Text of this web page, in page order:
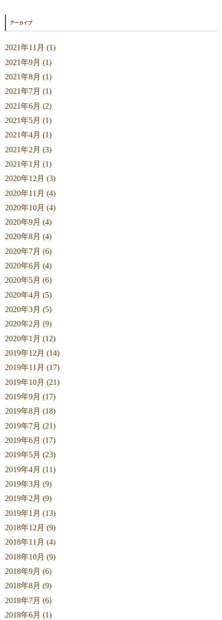
アーカイブ
2021年11月 (1)
2021年9月 (1)
2021年8月 (1)
2021年7月 (1)
2021年6月 (2)
2021年5月 (1)
2021年4月 (1)
2021年2月 (3)
2021年1月 (1)
2020年12月 (3)
2020年11月 (4)
2020年10月 (4)
2020年9月 (4)
2020年8月 (4)
2020年7月 (6)
2020年6月 (4)
2020年5月 (6)
2020年4月 (5)
2020年3月 (5)
2020年2月 (9)
2020年1月 (12)
2019年12月 (14)
2019年11月 (17)
2019年10月 (21)
2019年9月 (17)
2019年8月 (18)
2019年7月 (21)
2019年6月 (17)
2019年5月 (23)
2019年4月 (11)
2019年3月 (9)
2019年2月 (9)
2019年1月 (13)
2018年12月 (9)
2018年11月 (4)
2018年10月 (9)
2018年9月 (6)
2018年8月 (9)
2018年7月 (6)
2018年6月 (1)